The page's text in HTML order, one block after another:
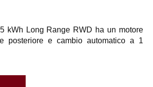
kWh Long Range RWD ha un motore
posteriore e cambio automatico a 1